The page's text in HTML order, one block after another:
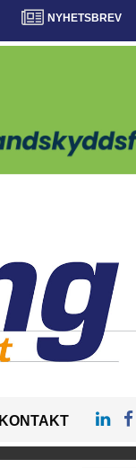
NYHETSBREV
KONTAKT